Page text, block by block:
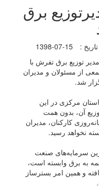
برق
تاریخ :
1398-07-15
توزیع برق تفرش با
از مسئولان و مدیران
شد.
مرکزی در این
آن، بدون همت
کارکنان، مدیران
نخواهد رسید.
سرمایه‌های صنعت
به برق وابسته است،
و همین امر بسترساز